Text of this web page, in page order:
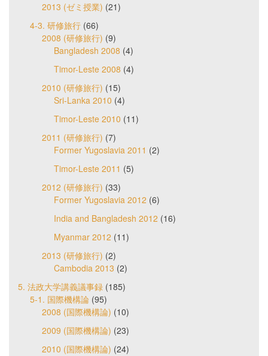
2013 (ゼミ授業) (21)
4-3. 研修旅行 (66)
2008 (研修旅行) (9)
Bangladesh 2008 (4)
Timor-Leste 2008 (4)
2010 (研修旅行) (15)
Sri-Lanka 2010 (4)
Timor-Leste 2010 (11)
2011 (研修旅行) (7)
Former Yugoslavia 2011 (2)
Timor-Leste 2011 (5)
2012 (研修旅行) (33)
Former Yugoslavia 2012 (6)
India and Bangladesh 2012 (16)
Myanmar 2012 (11)
2013 (研修旅行) (2)
Cambodia 2013 (2)
5. 法政大学講義議事録 (185)
5-1. 国際機構論 (95)
2008 (国際機構論) (10)
2009 (国際機構論) (23)
2010 (国際機構論) (24)